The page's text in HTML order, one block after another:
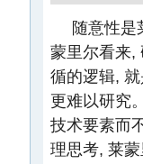
随意性是
蒙里尔看来,
循的逻辑,
更难以研究
技术要素而
理思考, 莱